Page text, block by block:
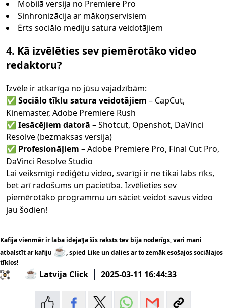
Mobilā versija no Premiere Pro
Sinhronizācija ar mākoņservisiem
Ērts sociālo mediju satura veidotājiem
4. Kā izvēlēties sev piemērotāko video
redaktoru?
Izvēle ir atkarīga no jūsu vajadzībām:
✅ Sociālo tīklu satura veidotājiem – CapCut,
Kinemaster, Adobe Premiere Rush
✅ Iesācējiem datorā – Shotcut, Openshot, DaVinci
Resolve (bezmaksas versija)
✅ Profesionāļiem – Adobe Premiere Pro, Final Cut Pro,
DaVinci Resolve Studio
Lai veiksmīgi rediģētu video, svarīgi ir ne tikai labs rīks,
bet arī radošums un pacietība. Izvēlieties sev
piemērotāko programmu un sāciet veidot savus video
jau šodien!
Kafija vienmēr ir laba ideja!Ja šis raksts tev bija noderīgs, vari mani
atbalstīt ar kafiju ☕, spied Like un dalies ar to zemāk esošajos sociālajos
tīklos!
☕ Latvija Click 2025-03-11 16:44:33